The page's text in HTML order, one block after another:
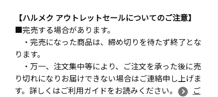
【ハルメク アウトレットセールについてのご注意】
■完売する場合があります。
・完売になった商品は、締め切りを待たず終了とな
ります。
・万一、注文集中等により、ご注文を承った後に売
り切れになりお届けできない場合はご連絡申し上げま
す。詳しくはご利用ガイドをお読みください。
ご